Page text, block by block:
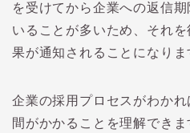
を受けてから企業への返信
いることが多いため、それ
果が通知されることになりま
企業の採用プロセスがわか
間がかかることを理解できま